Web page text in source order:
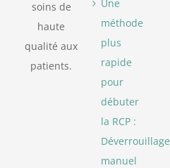
soins de
haute
qualité aux
patients.
Une
méthode
plus
rapide
pour
débuter
la RCP :
Déverrouillage
manuel